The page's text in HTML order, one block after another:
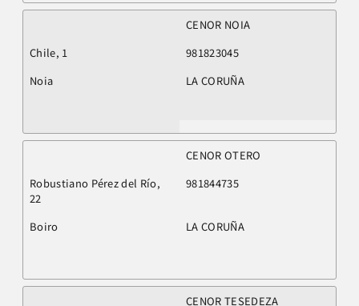
CENOR NOIA
Chile, 1
981823045
Noia
LA CORUÑA
CENOR OTERO
Robustiano Pérez del Río,
22
981844735
Boiro LA CORUÑA
CENOR TESEDEZA